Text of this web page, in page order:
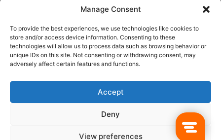
Manage Consent
To provide the best experiences, we use technologies like cookies to
store and/or access device information. Consenting to these
technologies will allow us to process data such as browsing behavior or
unique IDs on this site. Not consenting or withdrawing consent, may
adversely affect certain features and functions.
Accept
Deny
View preferences
© Copyright 2026, Todos los derechos reservados @Crucerum |
Facebook
Twitter Instagram